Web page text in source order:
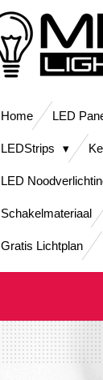
Home LED
LEDStrips
LED
Schakelmateriaal
Gratis Lichtplan